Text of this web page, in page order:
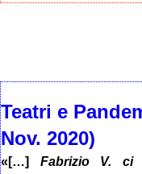
Teatri e
Nov. 2020)
«[…] Fabrizio V. ci